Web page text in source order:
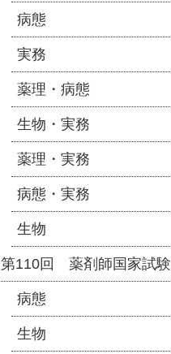
病態
実務
薬理・病態
生物・実務
薬理・実務
病態・実務
生物
第110回 薬剤師国家試験
病態
生物